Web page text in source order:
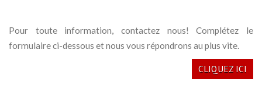
Pour toute information, contactez nous! Complétez le
formulaire ci-dessous et nous vous répondrons au plus vite.
CLIQUEZ ICI